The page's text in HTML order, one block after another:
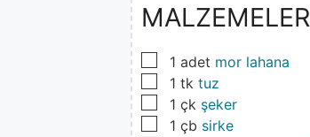
MALZEMELER
▢
1 adet mor lahana
▢
1 tk tuz
▢
1 çk şeker
▢
1 çb sirke